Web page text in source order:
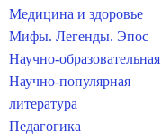
Медицина и здоровье
Мифы. Легенды. Эпос
Научно-образовательная
Научно-популярная
литература
Педагогика